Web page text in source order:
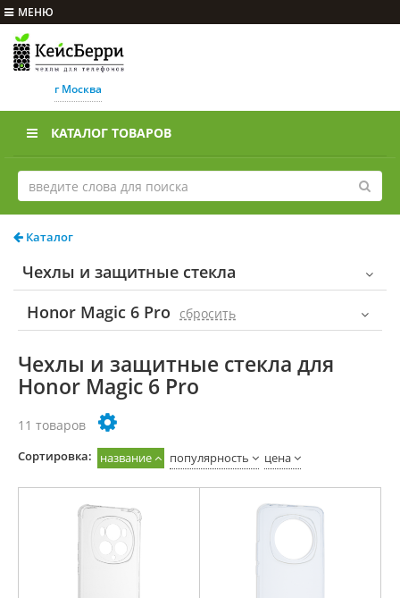
МЕНЮ
г Москва
КАТАЛОГ ТОВАРОВ
Каталог
Чехлы и защитные стекла
Honor Magic 6 Pro
cбросить
Чехлы и защитные стекла для
Honor Magic 6 Pro
11 товаров
Cортировка: название популярность цена